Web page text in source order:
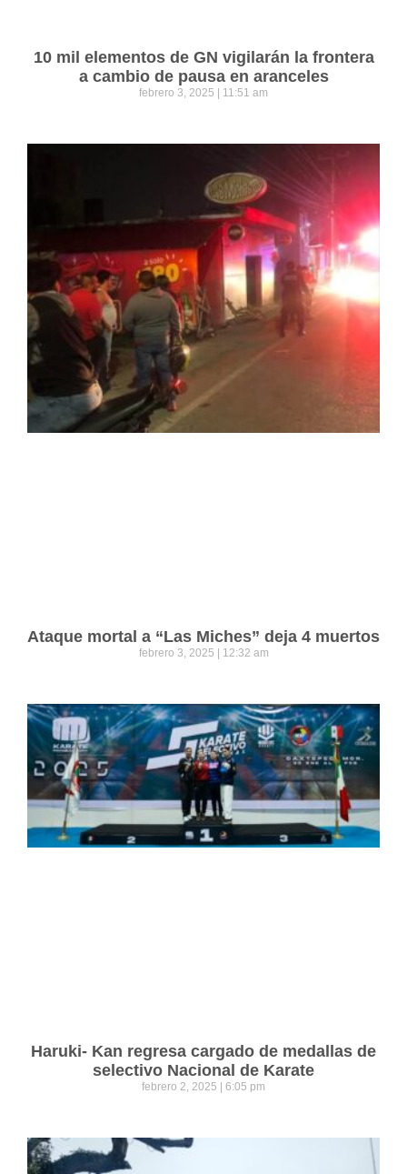
10 mil elementos de GN vigilarán la frontera
a cambio de pausa en aranceles
febrero 3, 2025 11:51 am
Ataque mortal a “Las Miches” deja 4 muertos
febrero 3, 2025 12:32 am
Haruki- Kan regresa cargado de medallas de
selectivo Nacional de Karate
febrero 2, 2025 6:05 pm